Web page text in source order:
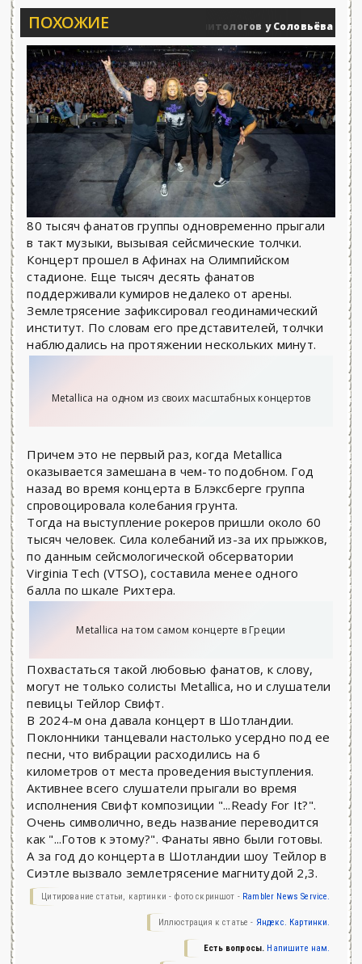
ПОХОЖИЕ
действия Вечерние баталии политологов у Соловьёва
80 тысяч фанатов группы одновременно прыгали
в такт музыки, вызывая сейсмические толчки.
Концерт прошел в Афинах на Олимпийском
стадионе. Еще тысяч десять фанатов
поддерживали кумиров недалеко от арены.
Землетрясение зафиксировал геодинамический
институт. По словам его представителей, толчки
наблюдались на протяжении нескольких минут.
Metallica на одном из своих масштабных концертов
Причем это не первый раз, когда Metallica
оказывается замешана в чем-то подобном. Год
назад во время концерта в Блэксберге группа
спровоцировала колебания грунта.
Тогда на выступление рокеров пришли около 60
тысяч человек. Сила колебаний из-за их прыжков,
по данным сейсмологической обсерватории
Virginia Tech (VTSO), составила менее одного
балла по шкале Рихтера.
Metallica на том самом концерте в Греции
Похвастаться такой любовью фанатов, к слову,
могут не только солисты Metallica, но и слушатели
певицы Тейлор Свифт.
В 2024-м она давала концерт в Шотландии.
Поклонники танцевали настолько усердно под ее
песни, что вибрации расходились на 6
километров от места проведения выступления.
Активнее всего слушатели прыгали во время
исполнения Свифт композиции "...Ready For It?".
Очень символично, ведь название переводится
как "...Готов к этому?". Фанаты явно были готовы.
А за год до концерта в Шотландии шоу Тейлор в
Сиэтле вызвало землетрясение магнитудой 2,3.
Цитирование статьи, картинки - фото скриншот - Rambler News Service.
Иллюстрация к статье - Яндекс. Картинки.
Есть вопросы. Напишите нам.